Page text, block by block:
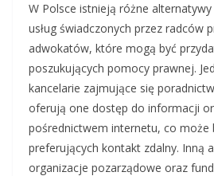
W Polsce istnieją różne
usług świadczonych przez radców
adwokatów, które mogą być
poszukujących pomocy prawnej.
kancelarie zajmujące się
oferują one dostęp do informacji
pośrednictwem internetu, co może
preferujących kontakt zdalny. Inną
organizacje pozarządowe oraz